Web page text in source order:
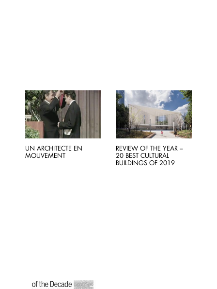
UN ARCHITECTE EN
MOUVEMENT
REVIEW OF THE YEAR –
20 BEST CULTURAL
BUILDINGS OF 2019